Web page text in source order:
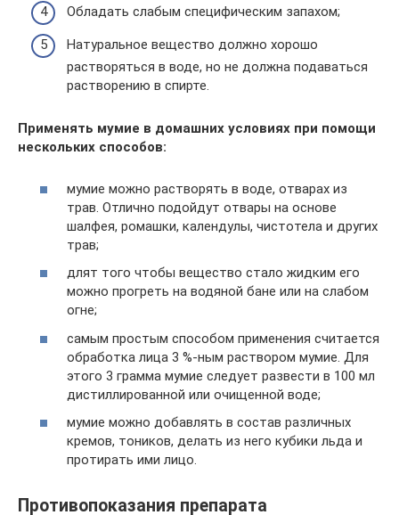
Обладать слабым специфическим запахом;
Натуральное вещество должно хорошо
растворяться в воде, но не должна подаваться
растворению в спирте.
Применять мумие в домашних условиях при помощи
нескольких способов:
мумие можно растворять в воде, отварах из
трав. Отлично подойдут отвары на основе
шалфея, ромашки, календулы, чистотела и других
трав;
длят того чтобы вещество стало жидким его
можно прогреть на водяной бане или на слабом
огне;
самым простым способом применения считается
обработка лица 3 %-ным раствором мумие. Для
этого 3 грамма мумие следует развести в 100 мл
дистиллированной или очищенной воде;
мумие можно добавлять в состав различных
кремов, тоников, делать из него кубики льда и
протирать ими лицо.
Противопоказания препарата